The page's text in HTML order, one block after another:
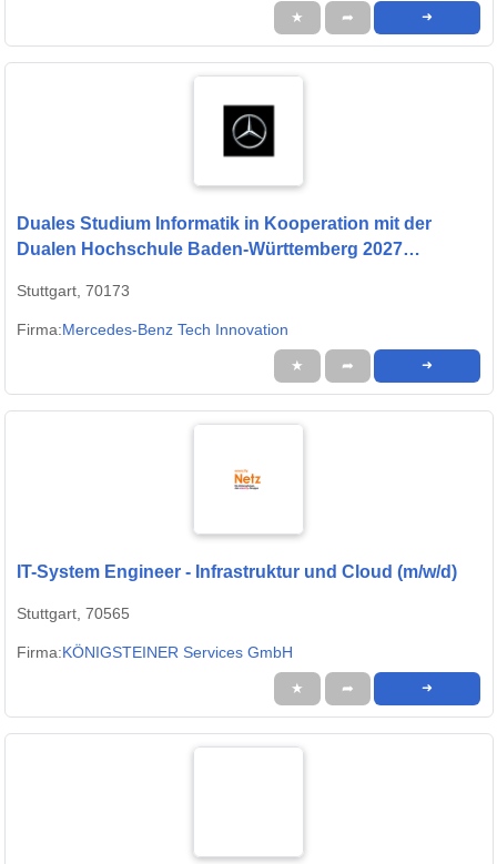
★ ➦ ➜
Duales Studium Informatik in Kooperation mit der
Dualen Hochschule Baden-Württemberg 2027
Stuttgart, 70173
Firma:Mercedes-Benz Tech Innovation
★ ➦ ➜
IT-System Engineer - Infrastruktur und Cloud (m/w/d)
Stuttgart, 70565
Firma:KÖNIGSTEINER Services GmbH
★ ➦ ➜